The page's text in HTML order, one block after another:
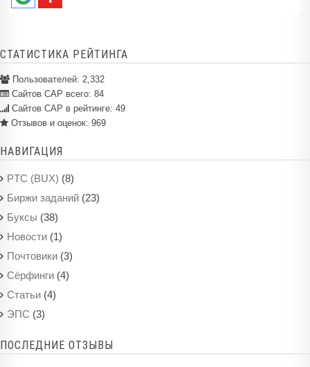
СТАТИСТИКА РЕЙТИНГА
Пользователей: 2,332
Сайтов САР всего: 84
Сайтов САР в рейтинге: 49
Отзывов и оценок: 969
НАВИГАЦИЯ
PTC (BUX) (8)
Биржи заданий (23)
Буксы (38)
Новости (1)
Почтовики (3)
Сёрфинги (4)
Статьи (4)
ЭПС (3)
ПОСЛЕДНИЕ ОТЗЫВЫ